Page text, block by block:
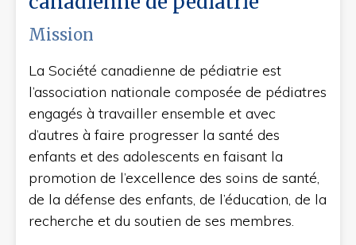
Mission
La Société canadienne de pédiatrie est
l’association nationale composée de pédiatres
engagés à travailler ensemble et avec
d’autres à faire progresser la santé des
enfants et des adolescents en faisant la
promotion de l’excellence des soins de santé,
de la défense des enfants, de l’éducation, de la
recherche et du soutien de ses membres.